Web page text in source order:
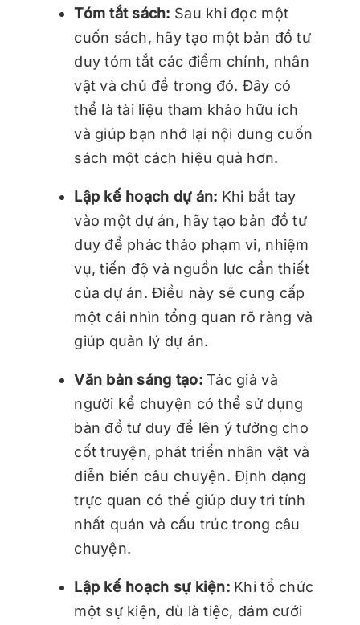
Tóm tắt sách: Sau khi đọc một
cuốn sách, hãy tạo một bản đồ tư
duy tóm tắt các điểm chính, nhân
vật và chủ đề trong đó. Đây có
thể là tài liệu tham khảo hữu ích
và giúp bạn nhớ lại nội dung cuốn
sách một cách hiệu quả hơn.
Lập kế hoạch dự án: Khi bắt tay
vào một dự án, hãy tạo bản đồ tư
duy để phác thảo phạm vi, nhiệm
vụ, tiến độ và nguồn lực cần thiết
của dự án. Điều này sẽ cung cấp
một cái nhìn tổng quan rõ ràng và
giúp quản lý dự án.
Văn bản sáng tạo:Tác giả và
người kể chuyện có thể sử dụng
bản đồ tư duy để lên ý tưởng cho
cốt truyện, phát triển nhân vật và
diễn biến câu chuyện. Định dạng
trực quan có thể giúp duy trì tính
nhất quán và cấu trúc trong câu
chuyện.
Lập kế hoạch sự kiện:Khi tổ chức
một sự kiện, dù là tiệc, đám cưới